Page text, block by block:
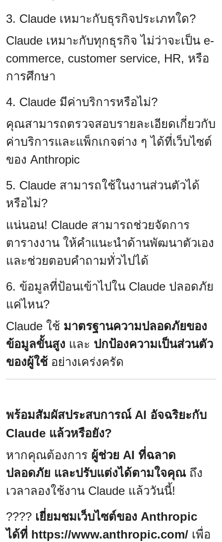
3. Claude เหมาะกับธุรกิจประเภทใด?
Claude เหมาะกับทุกธุรกิจ ไม่ว่าจะเป็น e-
commerce, customer service, HR, หรือ
การศึกษา
4. Claude มีค่าบริการหรือไม่?
คุณสามารถตรวจสอบรายละเอียดเกี่ยวกับ
ค่าบริการและแพ็กเกจต่าง ๆ ได้ที่เว็บไซต์
ของ Anthropic
5. Claude สามารถใช้ในงานส่วนตัวได้
หรือไม่?
แน่นอน! Claude สามารถช่วยจัดการ
ตารางงาน ให้คำแนะนำด้านพัฒนาตัวเอง
และช่วยตอบคำถามทั่วไปได้
6. ข้อมูลที่ป้อนเข้าไปใน Claude ปลอดภัย
แค่ไหน?
Claude ใช้ มาตรฐานความปลอดภัยของ
ข้อมูลขั้นสูง และ ปกป้องความเป็นส่วนตัว
ของผู้ใช้อย่างเคร่งครัด
พร้อมสัมผัสประสบการณ์ AI อัจฉริยะกับ
Claude แล้วหรือยัง?
หากคุณต้องการ ผู้ช่วย AI ที่ฉลาด
ปลอดภัย และปรับแต่งได้ตามใจคุณถึง
เวลาลองใช้งาน Claude แล้ววันนี้!
???? เยี่ยมชมเว็บไซต์ของ Anthropic
ได้ที่ https://www.anthropic.com/ เพื่อ